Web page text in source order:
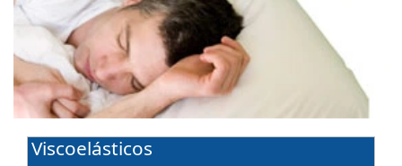
Viscoelásticos